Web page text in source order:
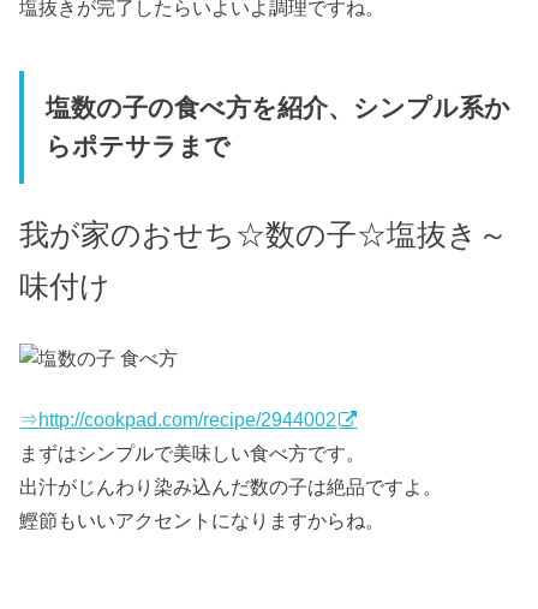
塩抜きが完了したらいよいよ調理ですね。
塩数の子の食べ方を紹介、シンプル系か
らポテサラまで
我が家のおせち☆数の子☆塩抜き～
味付け
⇒http://cookpad.com/recipe/2944002
まずはシンプルで美味しい食べ方です。
出汁がじんわり染み込んだ数の子は絶品ですよ。
鰹節もいいアクセントになりますからね。